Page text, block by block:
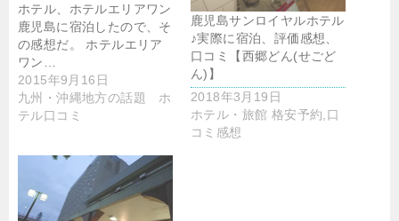
ホテル、ホテルエリアワン
鹿児島に宿泊したので、そ
の感想だ。 ホテルエリア
ワン…
2015年9月16日
九州・沖縄地方の話題 ホ
テル口コミ
鹿児島サンロイヤルホテル
♪実際に宿泊、評価感想、
口コミ【西郷どん(せごど
ん)】
2018年3月19日
ホテル・旅館 格安予約,口
コミ感想